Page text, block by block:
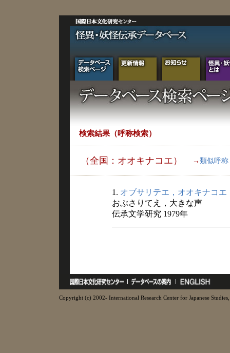
検索結果（呼称検索）
（全国：オオキナコエ） → 類似呼称
1. オブサリテエ，オオキナコエ
おぶさりてえ，大きな声
伝承文学研究 1979年
Copyright (c) 2002- International Research Center for Japanese